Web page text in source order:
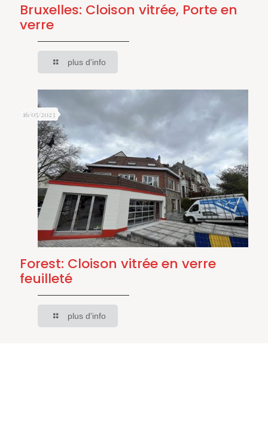
Bruxelles: Cloison vitrée, Porte en
verre
plus d'info
16/05/2023
Forest: Cloison vitrée en verre
feuilleté
plus d'info